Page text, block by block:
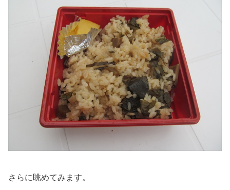
さらに眺めてみます。